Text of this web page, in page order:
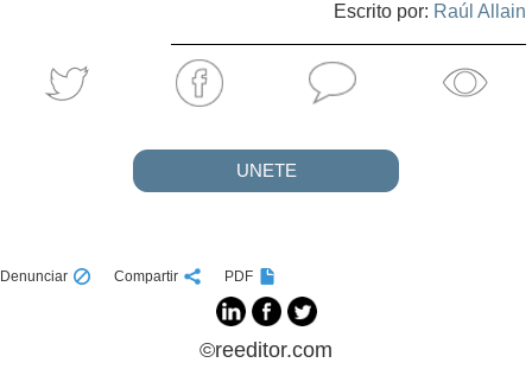
Escrito por: Raúl Allain
UNETE
Denunciar Compartir PDF
©reeditor.com